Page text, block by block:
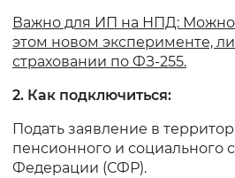
Звуковой
Воспроизвести
Вернуть
Важно для ИП на НПД: Можно
этом новом эксперименте,
страховании по ФЗ-255.
2. Как подключиться:
Подать заявление в
пенсионного и социального
Федерации (СФР).